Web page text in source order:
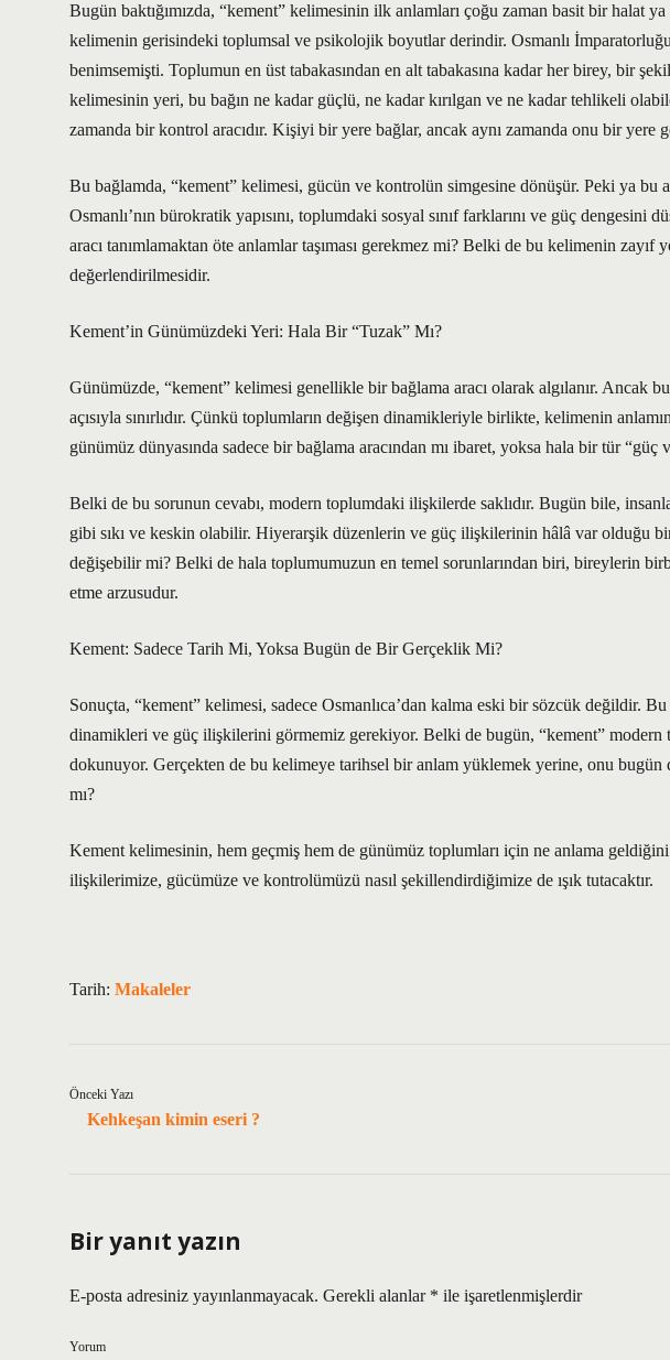
Bugün baktığımızda, “kement” kelimesinin ilk anlamları çoğu zaman basit bir halat
kelimenin gerisindeki toplumsal ve psikolojik boyutlar derindir. Osmanlı
benimsemişti. Toplumun en üst tabakasından en alt tabakasına kadar her birey, bir
kelimesinin yeri, bu bağın ne kadar güçlü, ne kadar kırılgan ve ne kadar tehlikeli
zamanda bir kontrol aracıdır. Kişiyi bir yere bağlar, ancak aynı zamanda onu bir yere
Bu bağlamda, “kement” kelimesi, gücün ve kontrolün simgesine dönüşür. Peki ya bu
Osmanlı’nın bürokratik yapısını, toplumdaki sosyal sınıf farklarını ve güç
aracı tanımlamaktan öte anlamlar taşıması gerekmez mi? Belki de bu kelimenin zayıf
değerlendirilmesidir.
Kement’in Günümüzdeki Yeri: Hala Bir “Tuzak” Mı?
Günümüzde, “kement” kelimesi genellikle bir bağlama aracı olarak algılanır. Ancak
açısıyla sınırlıdır. Çünkü toplumların değişen dinamikleriyle birlikte, kelimenin
günümüz dünyasında sadece bir bağlama aracından mı ibaret, yoksa hala bir tür
Belki de bu sorunun cevabı, modern toplumdaki ilişkilerde saklıdır. Bugün bile,
gibi sıkı ve keskin olabilir. Hiyerarşik düzenlerin ve güç ilişkilerinin hâlâ var olduğu
değişebilir mi? Belki de hala toplumumuzun en temel sorunlarından biri, bireylerin
etme arzusudur.
Kement: Sadece Tarih Mi, Yoksa Bugün de Bir Gerçeklik Mi?
Sonuçta, “kement” kelimesi, sadece Osmanlıca’dan kalma eski bir sözcük değildir.
dinamikleri ve güç ilişkilerini görmemiz gerekiyor. Belki de bugün, “kement” modern
dokunuyor. Gerçekten de bu kelimeye tarihsel bir anlam yüklemek yerine, onu bugün
mı?
Kement kelimesinin, hem geçmiş hem de günümüz toplumları için ne anlama
ilişkilerimize, gücümüze ve kontrolümüzü nasıl şekillendirdiğimize de ışık tutacaktır.
Tarih: Makaleler
Önceki Yazı
Kehkeşan kimin eseri ?
Bir yanıt yazın
E-posta adresiniz yayınlanmayacak. Gerekli alanlar * ile işaretlenmişlerdir
Yorum